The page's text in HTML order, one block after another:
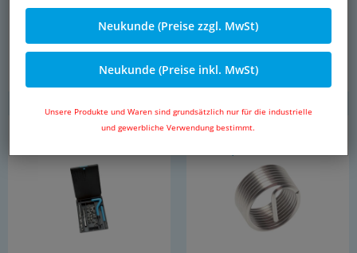
Neukunde (Preise zzgl. MwSt)
Neukunde (Preise inkl. MwSt)
Unsere Produkte und Waren sind grundsätzlich nur für die industrielle
und gewerbliche Verwendung bestimmt.
11 Ar­ti­kel
Gewinde-​Reparatursortimente Gewinde-​Reparaturcoils (Ge­win­